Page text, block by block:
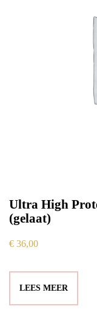
Ultra High
(gelaat)
€ 36,00
LEES MEER